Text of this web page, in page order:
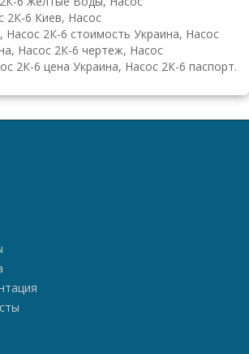
2К-6 Киев, Насос
Насос 2К-6 стоимость Украина, Насос
Насос 2К-6 чертеж, Насос
2К-6 цена Украина, Насос 2К-6 паспорт.